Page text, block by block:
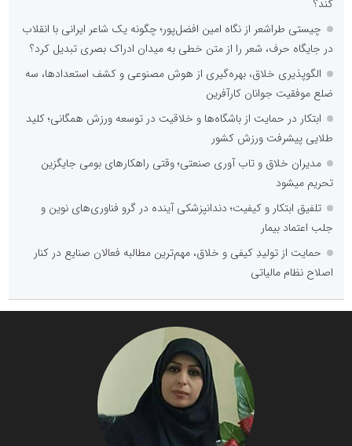
کند؟
چیستی طراشعر از نگاه امین افضل‌پور؛ چگونه یک شاعر ایرانی با انقلاب
در جایگاه حرف، شعر را از متن خطی به میدان ادراک بصری تبدیل کرد؟
الگوپذیری خلاق، بهره‌گیری از هوش مصنوعی و کشف استعدادها، سه
ضلع موفقیت جوانان کارآفرین
ابتکار در حمایت از باشگاه‌ها و خلاقیت در توسعه ورزش همگانی؛ کلید
طلایی پیشرفت ورزش کشور
مدیران خلاق و تاب آوری صنعتی؛ وقتی راهکارهای بومی جایگزین
تحریم میشود
تلفیق ابتکار و کیفیت؛ دندانپزشکی آینده در گرو فناوری‌های نوین و
جلب اعتماد بیمار
حمایت از تولیدِ کیفی و خلاق، مهم‌ترین مطالبه فعالان صنایع در کنار
اصلاح نظام مالیاتی